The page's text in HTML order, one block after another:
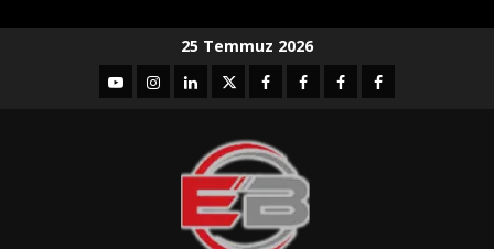
25 Temmuz 2026
YouTubeInstagram
LinkedIntwitterfacebook-Facebook-
Facebook-Facebook-